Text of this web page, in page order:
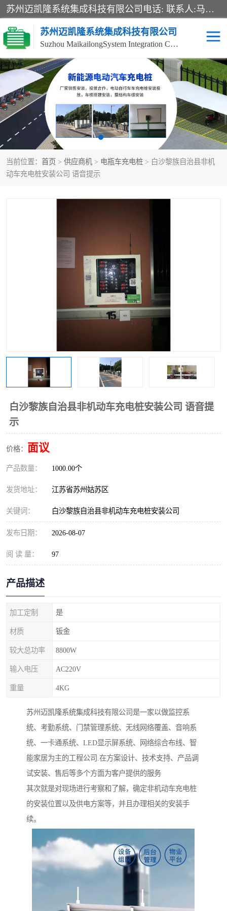
苏州迈凯隆系统集成科技有限公司电话: 联系人:马杰森 销售安装视频监控、报警系统、电话交换机、门禁考勤、巡更系统、呼叫对讲系统、停车场道闸、智能家居、广播系统、综合布线、办公设备、电子商务软件、网络工程、酒店门锁系列 系统集成、VOD视频点播、LED显示屏、节能产品、USP电源、收银机等弱电及智能化项目。
苏州迈凯隆系统集成科技有限公司
Suzhou MaikailongSystem Integration Co., Ltd.
当前位置： 首页 > 供应商机 > 电瓶车充电桩 > 白沙黎族自治县非机
动车充电桩安装公司 语音提示
白沙黎族自治县非机动车充电桩安装公司 语音提
示
价格： 面议
产品数量： 1000.00个
发货地址： 江苏省苏州姑苏区
关键词： 白沙黎族自治县非机动车充电桩安装公司
发布日期： 2026-08-07
阅 读 量： 97
产品描述
加工定制 是
材质 钣金
较大总功率 8800W
输入电压 AC220V
重量 4KG
苏州迈凯隆系统集成科技有限公司是一家以做监控系
统、考勤系统、门禁管理系统、无线网络覆盖、音响系
统、一卡通系统、LED显示屏系统、网络综合布线、智
能家居为主的工程公司.在方案设计、技术支持、产品调
试安装、售后等多个方面为客户提供的服务
其次就是对现场进行考察和了解，确定非机动车充电桩
的安装位置以及供电方案等，并且办理相关的安装手
续。
非机动车充电桩 电瓶车充电桩
电动自行车充电桩 两轮电动车充电桩
充电桩